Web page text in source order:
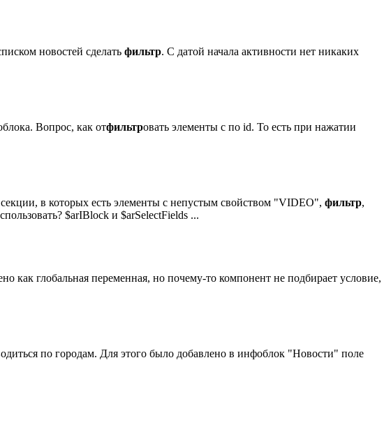
новостей сделать фильтр. С датой начала активности нет никаких
Вопрос, как отфильтровать элементы с по id. То есть при нажатии
в которых есть элементы с непустым свойством "VIDEO", фильтр,
$arIBlock и $arSelectFields ...
как глобальная переменная, но почему-то компонент не подбирает условие,
по городам. Для этого было добавлено в инфоблок "Новости" поле